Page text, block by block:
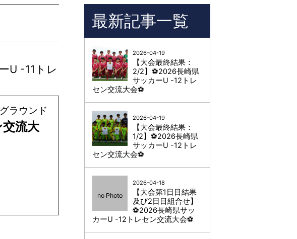
U -11トレ
ラウンド
流大
最新記事一覧
2026-04-19
【大会最終結果：
2/2】⚽2026長崎県
サッカーU -12トレ
セン交流大会⚽
2026-04-19
【大会最終結果：
1/2】⚽2026長崎県
サッカーU -12トレ
セン交流大会⚽
no Photo
2026-04-18
【大会第1日目結果
及び2日目組合せ】
⚽2026長崎県サッ
カーU -12トレセン交流大会⚽